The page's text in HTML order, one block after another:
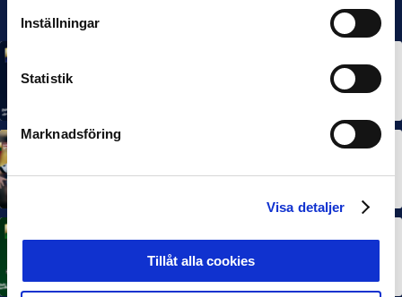
Inställningar
Statistik
Marknadsföring
Visa detaljer
Tillåt alla cookies
Rösta på Månadens Spelare & Tränare i juli
MÅNADENS SPELARE
Rösta på Månadens Spelare i juni